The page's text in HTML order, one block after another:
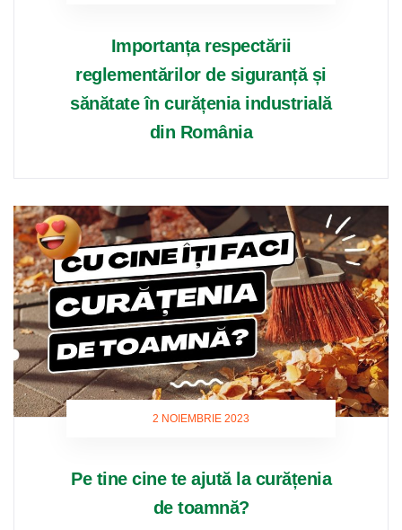
Importanța respectării
reglementărilor de siguranță și
sănătate în curățenia industrială
din România
2 NOIEMBRIE 2023
Pe tine cine te ajută la curățenia
de toamnă?